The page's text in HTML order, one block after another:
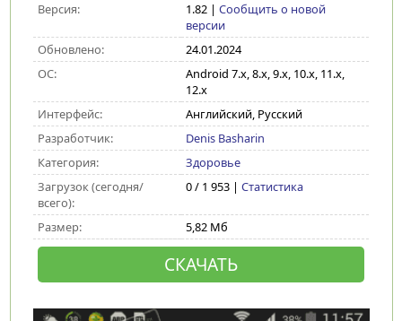
Версия:
1.82| Сообщить о новой
версии
Обновлено:
24.01.2024
ОС:
Android 7.x, 8.x, 9.x, 10.x, 11.x,
12.x
Интерфейс:
Английский, Русский
Разработчик:
Denis Basharin
Категория:
Здоровье
Загрузок (сегодня/
всего):
0 / 1 953 | Статистика
Размер: 5,82 Мб
СКАЧАТЬ